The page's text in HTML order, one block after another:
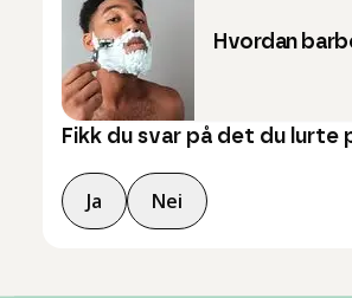
Hvordan
Fikk du svar på det du lurte
Ja Nei